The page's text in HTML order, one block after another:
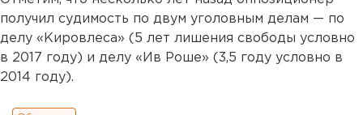
получил судимость по двум уголовным делам — по
делу «Кировлеса» (5 лет лишения свободы условно
в 2017 году) и делу «Ив Роше» (3,5 году условно в
2014 году).